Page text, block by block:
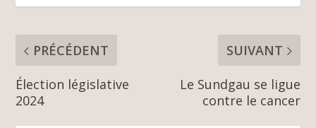
PRÉCÉDENT
Élection législative
2024
SUIVANT
Le Sundgau se ligue
contre le cancer